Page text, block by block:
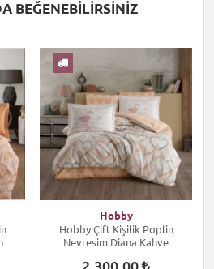
BEĞENEBILIRSINIZ
Hobby
Hobby Çift Kişilik Poplin
Nevresim Diana Kahve
2.300,00